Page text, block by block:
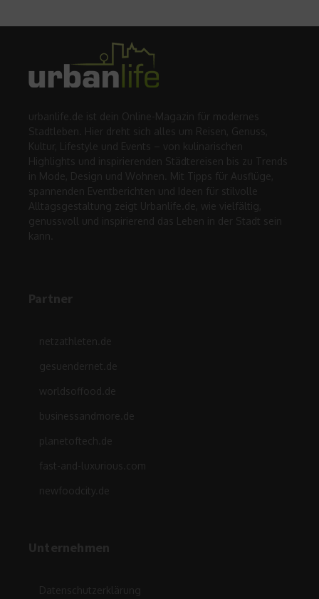
urbanlife.de ist dein Online-Magazin für modernes
Stadtleben. Hier dreht sich alles um Reisen, Genuss,
Kultur, Lifestyle und Events – von kulinarischen
Highlights und inspirierenden Städtereisen bis zu Trends
in Mode, Design und Wohnen. Mit Tipps für Ausflüge,
spannenden Eventberichten und Ideen für stilvolle
Alltagsgestaltung zeigt Urbanlife.de, wie vielfältig,
genussvoll und inspirierend das Leben in der Stadt sein
kann.
Partner
netzathleten.de
gesuendernet.de
worldsoffood.de
businessandmore.de
planetoftech.de
fast-and-luxurious.com
newfoodcity.de
Unternehmen
Datenschutzerklärung